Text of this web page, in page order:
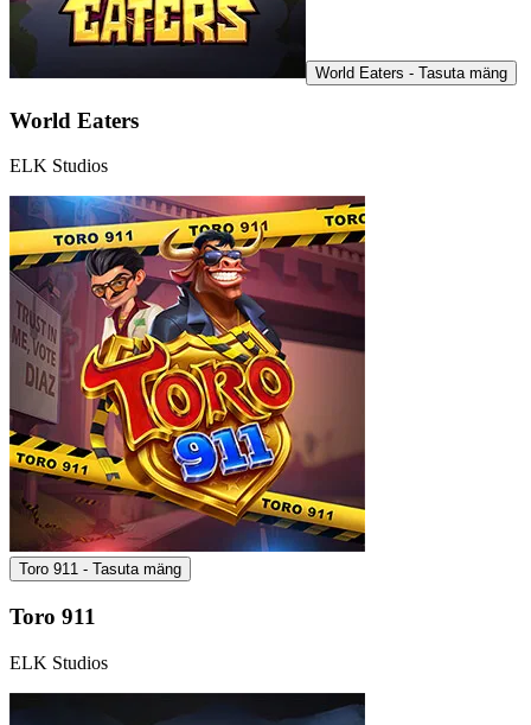
World Eaters - Tasuta mäng
World Eaters
ELK Studios
Toro 911 - Tasuta mäng
Toro 911
ELK Studios